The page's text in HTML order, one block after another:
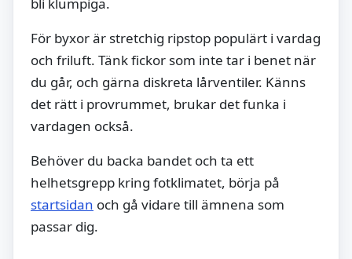
För byxor är stretchig ripstop populärt i vardag
och friluft. Tänk fickor som inte tar i benet när
du går, och gärna diskreta lårventiler. Känns
det rätt i provrummet, brukar det funka i
vardagen också.
Behöver du backa bandet och ta ett
helhetsgrepp kring fotklimatet, börja på
startsidan och gå vidare till ämnena som
passar dig.